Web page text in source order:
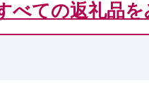
べての返礼品を